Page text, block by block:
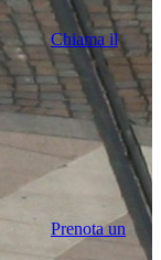
Chiama il
Prenota un